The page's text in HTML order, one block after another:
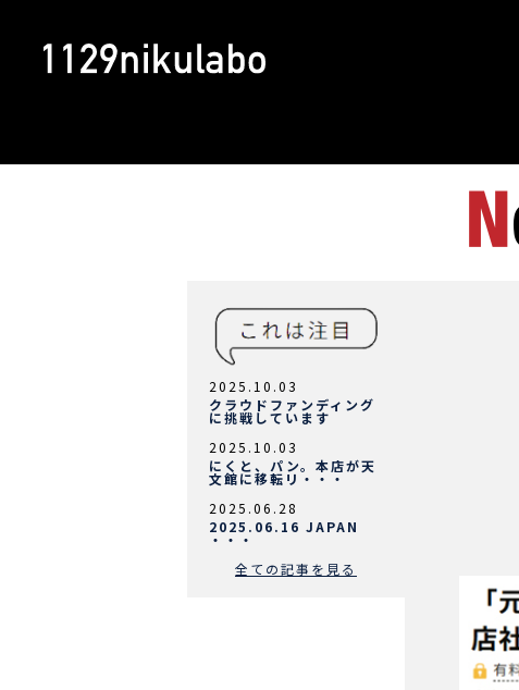
2025.10.03
クラウドファンディング
に挑戦しています
2025.10.03
にくと、パン。本店が天
文館に移転リ・・・
2025.06.28
2025.06.16 JAPAN
・・・
全ての記事を見る